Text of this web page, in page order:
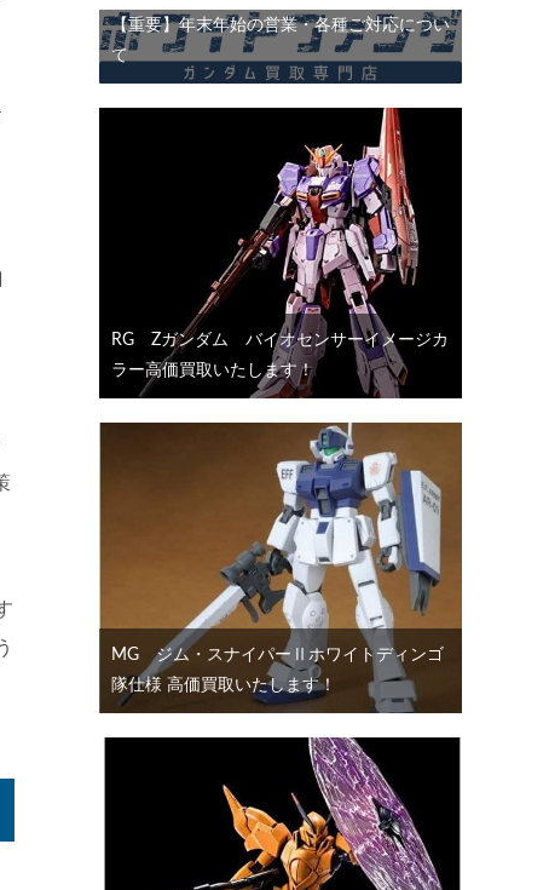
【重要】年末年始の営業・各種ご対応につい
て
RG Ζガンダム バイオセンサーイメージカ
ラー高価買取いたします！
MG ジム・スナイパーⅡホワイトディンゴ
隊仕様 高価買取いたします！